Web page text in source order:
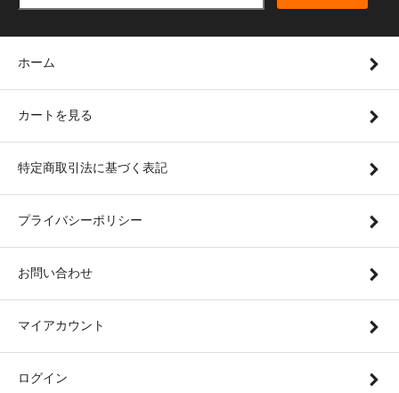
ホーム
カートを見る
特定商取引法に基づく表記
プライバシーポリシー
お問い合わせ
マイアカウント
ログイン